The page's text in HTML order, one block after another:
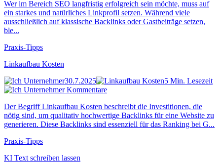
Wer im Bereich SEO langfristig erfolgreich sein möchte, muss auf
ein starkes und natürliches Linkprofil setzen. Während viele
ausschließlich auf klassische Backlinks oder Gastbeiträge setzen,
ble...
Praxis-Tipps
Linkaufbau Kosten
30.7.2025
5 Min. Lesezeit
Kommentare
Der Begriff Linkaufbau Kosten beschreibt die Investitionen, die
nötig sind, um qualitativ hochwertige Backlinks für eine Website zu
generieren. Diese Backlinks sind essenziell für das Ranking bei G...
Praxis-Tipps
KI Text schreiben lassen